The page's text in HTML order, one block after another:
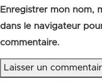
Enregistrer mon nom,
dans le navigateur
commentaire.
Laisser un